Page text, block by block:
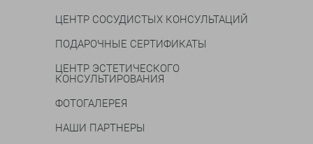
ЦЕНТР СОСУДИСТЫХ КОНСУЛЬТАЦИЙ
ПОДАРОЧНЫЕ СЕРТИФИКАТЫ
ЦЕНТР ЭСТЕТИЧЕСКОГО
КОНСУЛЬТИРОВАНИЯ
ФОТОГАЛЕРЕЯ
НАШИ ПАРТНЕРЫ